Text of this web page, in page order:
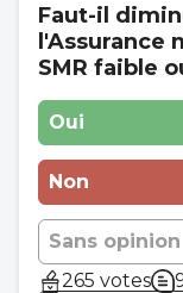
Faut-il
l'Assurance
SMR faible
Oui
Non
Sans opinion
265 votes